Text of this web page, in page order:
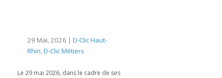
29 Mai, 2026 | D-Clic Haut-
Rhin,D-Clic Métiers
Le 29 mai 2026, dans le cadre de ses